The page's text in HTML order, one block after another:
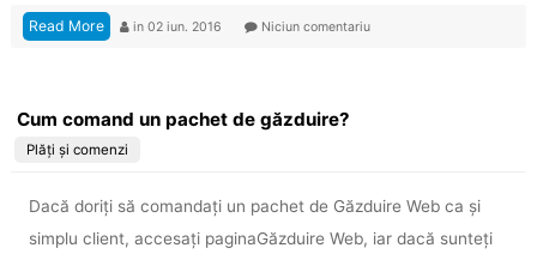
Read More in 02 iun. 2016 Niciun comentariu
Cum comand un pachet de găzduire?
Plăți și comenzi
Dacă doriți să comandați un pachet de Găzduire Web ca și
simplu client, accesaţi paginaGăzduire Web, iar dacă sunteți